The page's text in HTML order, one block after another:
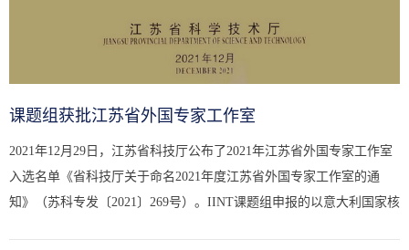
课题组获批江苏省外国专家工作室
2021年12月29日，江苏省科技厅公布了2021年江苏省外国专家工作室
入选名单《省科技厅关于命名2021年度江苏省外国专家工作室的通
知》（苏科专发〔2021〕269号）。IINT课题组申报的以意大利国家核